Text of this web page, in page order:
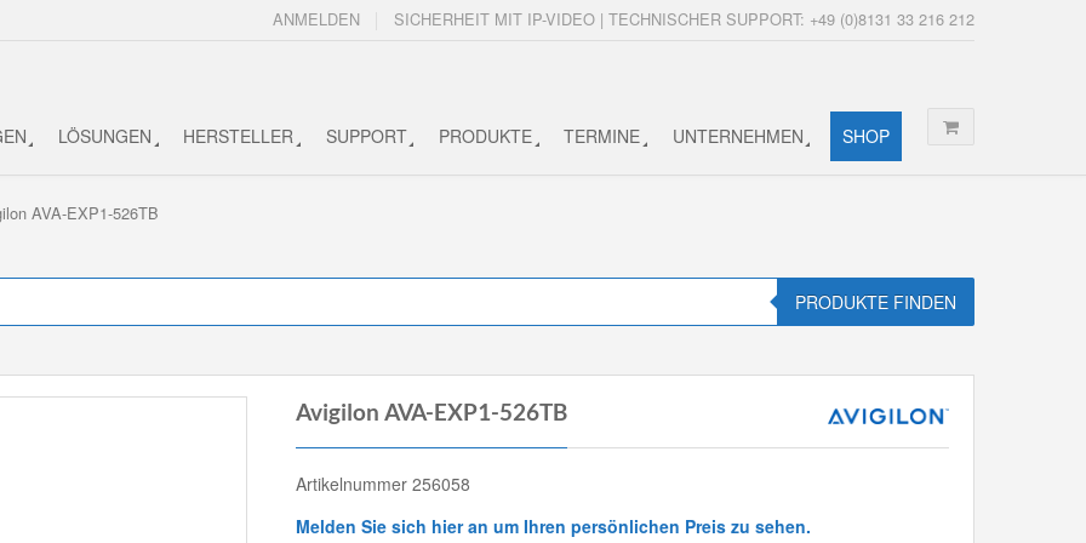
SICHERHEIT MIT IP-VIDEO | TECHNISCHER SUPPORT: +49 (0)8131 33 216 212
ANMELDEN
LÖSUNGEN HERSTELLER SUPPORT PRODUKTE TERMINE UNTERNEHMEN SHOP
AVA-EXP1-526TB
PRODUKTE FINDEN
Avigilon AVA-EXP1-526TB
Artikelnummer 256058
Melden Sie sich hier an um Ihren persönlichen Preis zu sehen.